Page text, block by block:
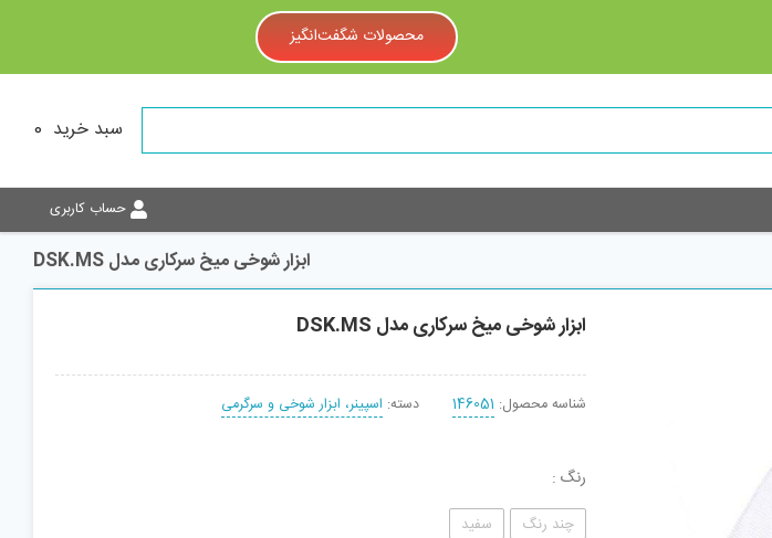
محصولات شگفت‌انگیز
سبد خرید 0
حساب کاربری
ابزار شوخی میخ سرکاری مدل DSK.MS
ابزار شوخی میخ سرکاری مدل DSK.MS
شناسه محصول: 146051 دسته: اسپینر، ابزار شوخی و سرگرمی
رنگ
چند رنگ سفید